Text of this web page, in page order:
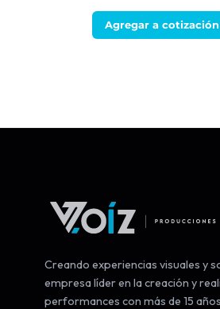
Agregar a cotización
Creando experiencias visuales y
empresa líder en la creación y
performances con más de 15